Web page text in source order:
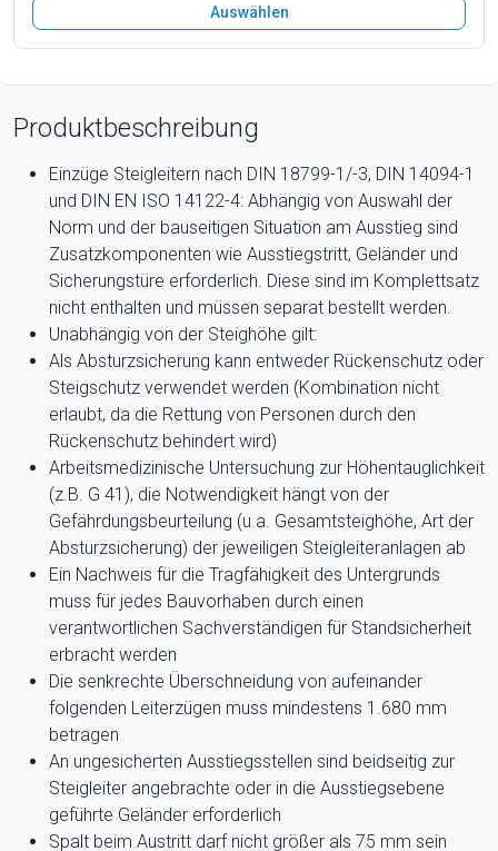
Auswählen
Produktbeschreibung
Einzüge Steigleitern nach DIN 18799-1/-3, DIN 14094-1
und DIN EN ISO 14122-4: Abhängig von Auswahl der
Norm und der bauseitigen Situation am Ausstieg sind
Zusatzkomponenten wie Ausstiegstritt, Geländer und
Sicherungstüre erforderlich. Diese sind im Komplettsatz
nicht enthalten und müssen separat bestellt werden.
Unabhängig von der Steighöhe gilt:
Als Absturzsicherung kann entweder Rückenschutz oder
Steigschutz verwendet werden (Kombination nicht
erlaubt, da die Rettung von Personen durch den
Rückenschutz behindert wird)
Arbeitsmedizinische Untersuchung zur Höhentauglichkeit
(z.B. G 41), die Notwendigkeit hängt von der
Gefährdungsbeurteilung (u.a. Gesamtsteighöhe, Art der
Absturzsicherung) der jeweiligen Steigleiteranlagen ab
Ein Nachweis für die Tragfähigkeit des Untergrunds
muss für jedes Bauvorhaben durch einen
verantwortlichen Sachverständigen für Standsicherheit
erbracht werden
Die senkrechte Überschneidung von aufeinander
folgenden Leiterzügen muss mindestens 1.680 mm
betragen
An ungesicherten Ausstiegsstellen sind beidseitig zur
Steigleiter angebrachte oder in die Ausstiegsebene
geführte Geländer erforderlich
Spalt beim Austritt darf nicht größer als 75 mm sein